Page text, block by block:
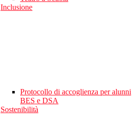
Inclusione
Protocollo di accoglienza per alunni
BES e DSA
Sostenibilità